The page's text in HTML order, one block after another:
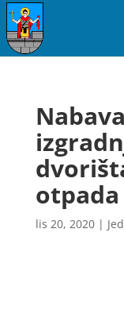
otpada
lis 20, 2020|